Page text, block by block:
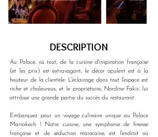
DESCRIPTION
Au Palace, où tout, de la cuisine d'inspiration française
(et les prix) est extravagant, le décor opulent est à la
hauteur de la clientèle. L'éclairage dans tout l'espace est
riche et chaleureux, et le propriétaire, Nordine Fakir, lui
attribue une grande partie du succès du restaurant.
Embarquez pour un voyage culinaire unique au Palace
Marrakech ! Notre cuisine, une symphonie de finesse
française et de séduction marocaine, est l'endroit où